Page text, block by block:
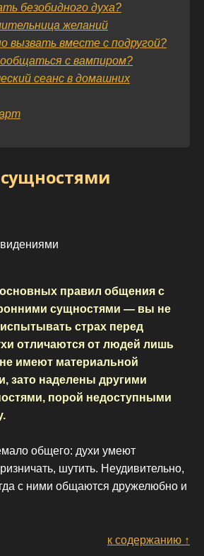
безобидного духа?
желаний
вызвать вместе с подругой?
с вампиром?
сеанс в домашних
правил общения с
сущностями — вы не
страх перед
отличаются от людей лишь
имеют материальной
зато наделены другими
порой недоступными
общего: духи умеют
шутить. Неудивительно,
с ними общаются дружелюбно и
к содержанию ↑